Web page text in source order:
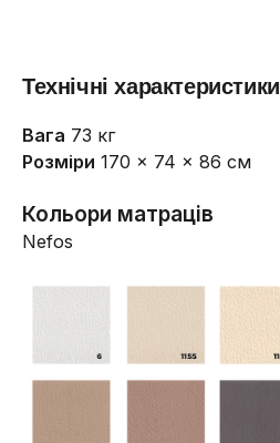
Технічні характеристики
Вага 73 кг
Розміри 170 × 74 × 86 см
Кольори матраців
Nefos